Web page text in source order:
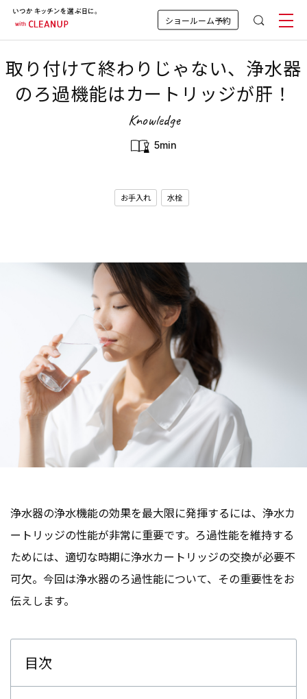
ショールーム予約
取り付けて終わりじゃない、浄水器
のろ過機能はカートリッジが肝！
Knowledge
5min
お手入れ 水栓
浄水器の浄水機能の効果を最大限に発揮するには、浄水カ
ートリッジの性能が非常に重要です。ろ過性能を維持する
ためには、適切な時期に浄水カートリッジの交換が必要不
可欠。今回は浄水器のろ過性能について、その重要性をお
伝えします。
目次